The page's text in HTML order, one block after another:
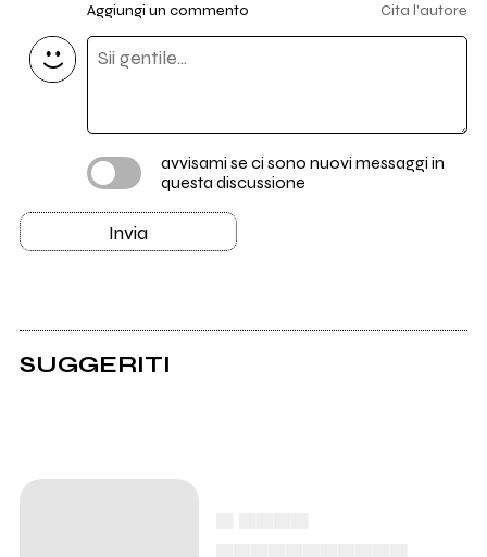
Aggiungi un commento Cita l'autore
avvisami se ci sono nuovi messaggi in
questa discussione
Invia
SUGGERITI